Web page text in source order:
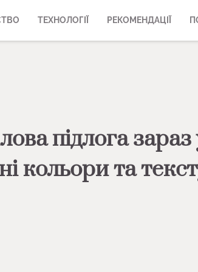
ТЕХНОЛОГІЇ РЕКОМЕНДАЦІЇ
підлога
кольори та